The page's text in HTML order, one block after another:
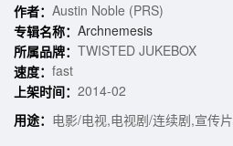
作者： Austin Noble (PRS)
专辑名称： Archnemesis
所属品牌： TWISTED JUKEBOX
速度： fast
上架时间： 2014-02
用途： 电影/电视,电视剧/连续剧,宣传